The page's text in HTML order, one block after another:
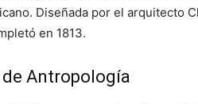
Diseñada por el arquitecto
en 1813.
Antropología